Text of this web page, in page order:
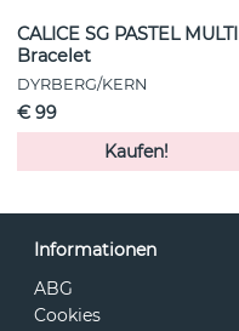
CALICE SG PASTEL MULTI
Bracelet
DYRBERG/KERN
€ 99
Kaufen!
Informationen
ABG
Cookies